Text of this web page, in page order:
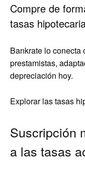
Compre de
tasas
Bankrate lo conecta
prestamistas,
depreciación hoy.
Explorar las tasas
Suscripción
a las tasas